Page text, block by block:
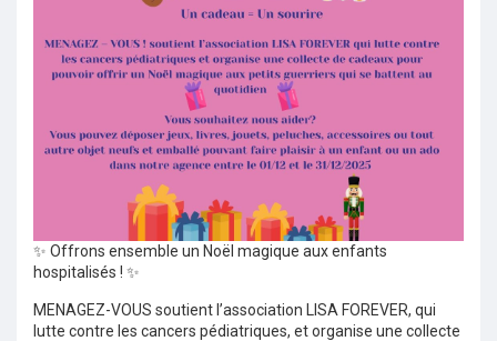
✨ Offrons ensemble un Noël magique aux enfants
hospitalisés ! ✨
MENAGEZ-VOUS soutient l’association LISA FOREVER, qui
lutte contre les cancers pédiatriques, et organise une collecte